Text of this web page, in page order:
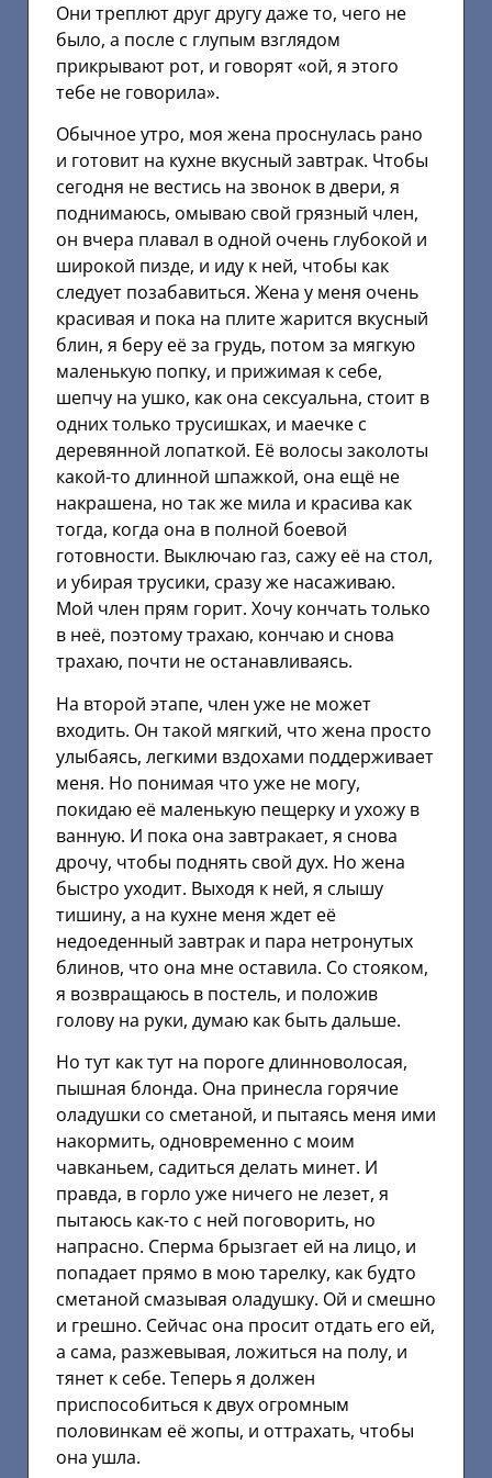
Они треплют друг другу даже то, чего не
было, а после с глупым взглядом
прикрывают рот, и говорят «ой, я этого
тебе не говорила».
Обычное утро, моя жена проснулась рано
и готовит на кухне вкусный завтрак. Чтобы
сегодня не вестись на звонок в двери, я
поднимаюсь, омываю свой грязный член,
он вчера плавал в одной очень глубокой и
широкой пизде, и иду к ней, чтобы как
следует позабавиться. Жена у меня очень
красивая и пока на плите жарится вкусный
блин, я беру её за грудь, потом за мягкую
маленькую попку, и прижимая к себе,
шепчу на ушко, как она сексуальна, стоит в
одних только трусишках, и маечке с
деревянной лопаткой. Её волосы заколоты
какой-то длинной шпажкой, она ещё не
накрашена, но так же мила и красива как
тогда, когда она в полной боевой
готовности. Выключаю газ, сажу её на стол,
и убирая трусики, сразу же насаживаю.
Мой член прям горит. Хочу кончать только
в неё, поэтому трахаю, кончаю и снова
трахаю, почти не останавливаясь.
На второй этапе, член уже не может
входить. Он такой мягкий, что жена просто
улыбаясь, легкими вздохами поддерживает
меня. Но понимая что уже не могу,
покидаю её маленькую пещерку и ухожу в
ванную. И пока она завтракает, я снова
дрочу, чтобы поднять свой дух. Но жена
быстро уходит. Выходя к ней, я слышу
тишину, а на кухне меня ждет её
недоеденный завтрак и пара нетронутых
блинов, что она мне оставила. Со стояком,
я возвращаюсь в постель, и положив
голову на руки, думаю как быть дальше.
Но тут как тут на пороге длинноволосая,
пышная блонда. Она принесла горячие
оладушки со сметаной, и пытаясь меня ими
накормить, одновременно с моим
чавканьем, садиться делать минет. И
правда, в горло уже ничего не лезет, я
пытаюсь как-то с ней поговорить, но
напрасно. Сперма брызгает ей на лицо, и
попадает прямо в мою тарелку, как будто
сметаной смазывая оладушку. Ой и смешно
и грешно. Сейчас она просит отдать его ей,
а сама, разжевывая, ложиться на полу, и
тянет к себе. Теперь я должен
приспособиться к двух огромным
половинкам её жопы, и оттрахать, чтобы
она ушла.